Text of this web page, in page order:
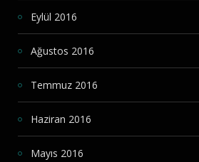
Eylül 2016
Ağustos 2016
Temmuz 2016
Haziran 2016
Mayıs 2016